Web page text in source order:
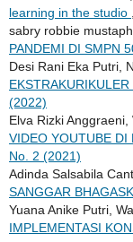
learning in the studio ,
sabry robbie
PANDEMI DI SMPN
Desi Rani Eka Putri,
(2022)
Elva Rizki
VIDEO YOUTUBE DI
No. 2 (2021)
Adinda Salsabila
SANGGAR
Yuana Anike Putri,
IMPLEMENTASI